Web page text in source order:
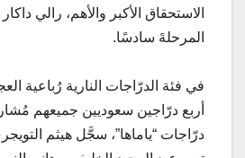
المرحلةَ سادسًا.
في فئة الدرّاجات النارية رُباعية
أربع درّاجين سعوديين جميعهم
درّاجات “ياماها”، سجَّل هيثم